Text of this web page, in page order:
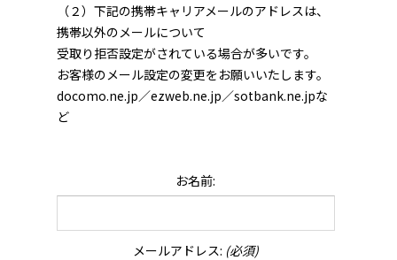
（２）下記の携帯キャリアメールのアドレスは、
携帯以外のメールについて
受取り拒否設定がされている場合が多いです。
お客様のメール設定の変更をお願いいたします。
docomo.ne.jp／ezweb.ne.jp／sotbank.ne.jpな
ど
お名前:
メールアドレス: (必須)